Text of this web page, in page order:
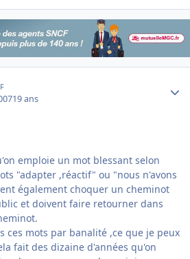
19 ans
emploie un mot blessant selon
"adapter ,réactif" ou "nous n'avons
également choquer un cheminot
et doivent faire retourner dans
ces mots par banalité ,ce que je peux
fait des dizaine d'années qu'on